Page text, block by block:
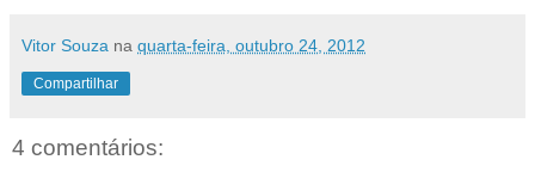
Vitor Souza na quarta-feira, outubro 24, 2012
Compartilhar
4 comentários: